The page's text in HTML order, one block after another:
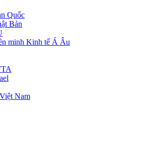
Quốc
Bản
minh Kinh tế Á Âu
Nam